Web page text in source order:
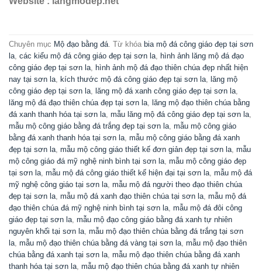
Chuyên mục Mộ đạo bằng đá. Từ khóa bia mộ đá công giáo đẹp tại sơn
la, các kiểu mộ đá công giáo đẹp tại sơn la, hình ảnh lăng mộ đá đạo
công giáo đẹp tại sơn la, hình ảnh mộ đá đạo thiên chúa đẹp nhất hiện
nay tại sơn la, kích thước mộ đá công giáo đẹp tại sơn la, lăng mộ
công giáo đẹp tại sơn la, lăng mộ đá xanh công giáo đẹp tại sơn la,
lăng mộ đá đạo thiên chúa đẹp tại sơn la, lăng mộ đạo thiên chúa bằng
đá xanh thanh hóa tại sơn la, mẫu lăng mộ đá công giáo đẹp tại sơn la,
mẫu mộ công giáo bằng đá trắng đẹp tại sơn la, mẫu mộ công giáo
bằng đá xanh thanh hóa tại sơn la, mẫu mộ công giáo bằng đá xanh
đẹp tại sơn la, mẫu mộ công giáo thiết kế đơn giản đẹp tại sơn la, mẫu
mộ công giáo đá mỹ nghệ ninh bình tại sơn la, mẫu mộ công giáo đẹp
tại sơn la, mẫu mộ đá công giáo thiết kế hiện đại tại sơn la, mẫu mộ đá
mỹ nghệ công giáo tại sơn la, mẫu mộ đá người theo đạo thiên chúa
đẹp tại sơn la, mẫu mộ đá xanh đạo thiên chúa tại sơn la, mẫu mộ đá
đạo thiên chúa đá mỹ nghệ ninh bình tại sơn la, mẫu mộ đá đôi công
giáo đẹp tại sơn la, mẫu mộ đạo công giáo bằng đá xanh tự nhiên
nguyên khối tại sơn la, mẫu mộ đạo thiên chúa bằng đá trắng tại sơn
la, mẫu mộ đạo thiên chúa bằng đá vàng tại sơn la, mẫu mộ đạo thiên
chúa bằng đá xanh tại sơn la, mẫu mộ đạo thiên chúa bằng đá xanh
thanh hóa tại sơn la, mẫu mộ đạo thiên chúa bằng đá xanh tự nhiên